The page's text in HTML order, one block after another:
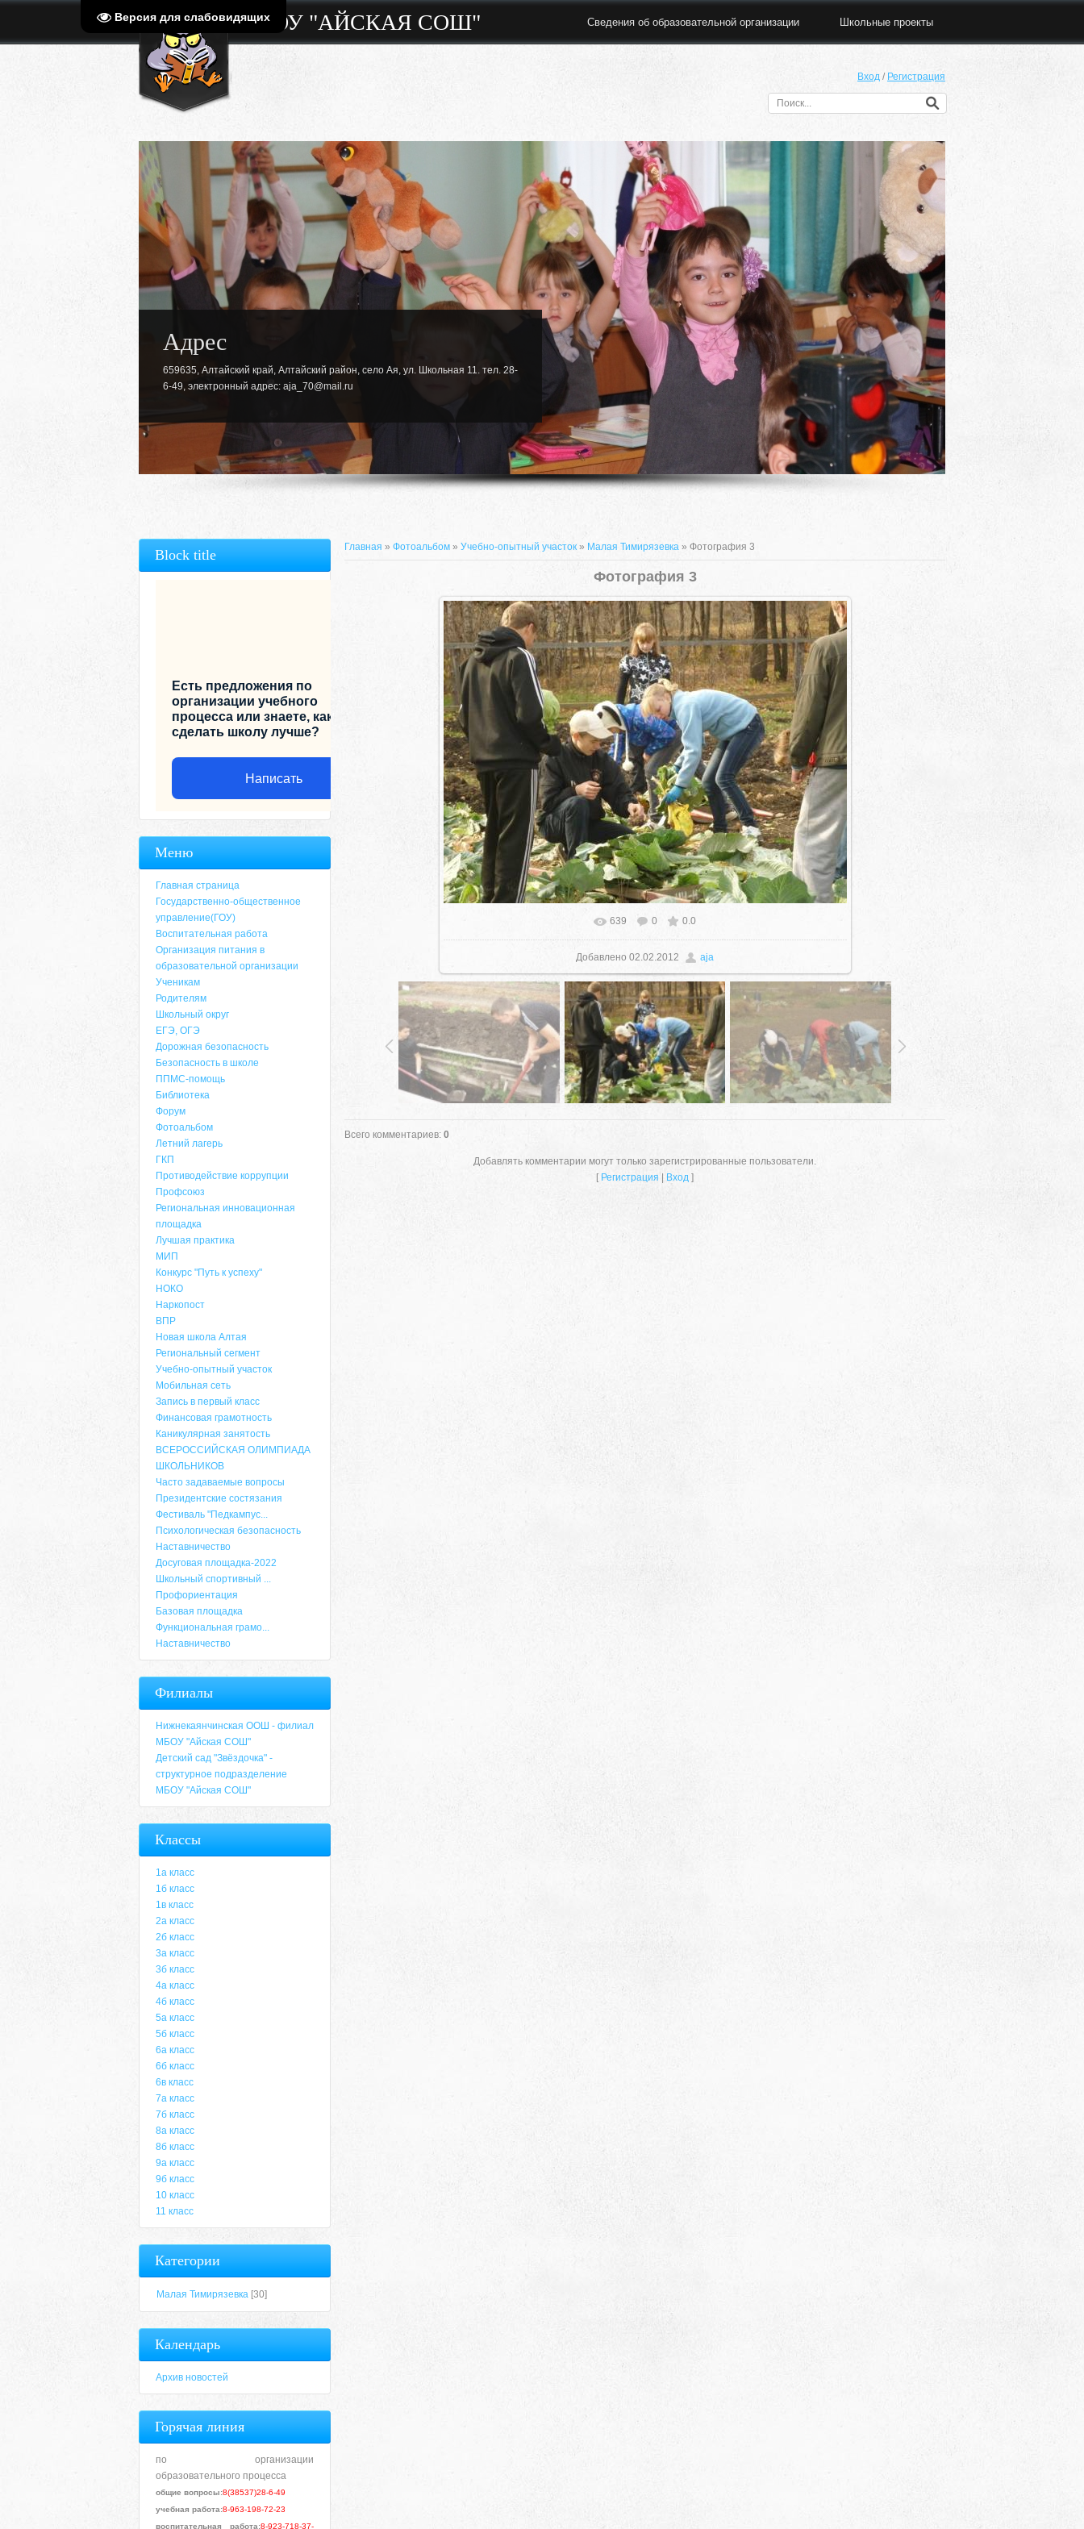
Версия для слабовидящихМБОУ "АЙСКАЯ СОШ" Сведения об образовательной организации Школьные проекты
Вход / Регистрация
Адрес
659635, Алтайский край, Алтайский район, село Ая, ул. Школьная 11. тел. 28-
6-49, электронный адрес: aja_70@mail.ru
659635, Алтайский край, Алтайский район, село Ая, ул. Школьная 11. тел. 28-
6-49, электронный адрес: aja_70@mail.ru
Адрес
659635, Алтайский край, Алтайский район, село Ая, ул. Школьная 11. тел. 28-
6-49, электронный адрес: aja_70@mail.ru
6-49, электронный адрес: aja_70@mail.ru
Адрес
Главная » Фотоальбом » Учебно-опытный участок » Малая Тимирязевка » Фотография 3
Фотография 3
В реальном размере 1024x768
639 0 0.0
Добавлено 02.02.2012 aja
Всего комментариев: 0
Добавлять комментарии могут только зарегистрированные пользователи.
[ Регистрация Вход ]
Block title
Есть предложения по
организации учебного
процесса или знаете, как
сделать школу лучше?
Написать
Меню
Главная страница
Государственно-общественное
управление(ГОУ)
Воспитательная работа
Организация питания в
образовательной организации
Ученикам
Родителям
Школьный округ
ЕГЭ, ОГЭ
Дорожная безопасность
Безопасность в школе
ППМС-помощь
Библиотека
Форум
Фотоальбом
Летний лагерь
ГКП
Противодействие коррупции
Профсоюз
Региональная инновационная
площадка
Лучшая практика
МИП
Конкурс "Путь к успеху"
НОКО
Наркопост
ВПР
Новая школа Алтая
Региональный сегмент
Учебно-опытный участок
Мобильная сеть
Запись в первый класс
Финансовая грамотность
Каникулярная занятость
ВСЕРОССИЙСКАЯ ОЛИМПИАДА
ШКОЛЬНИКОВ
Часто задаваемые вопросы
Президентские состязания
Фестиваль "Педкампус...
Психологическая безопасность
Наставничество
Досуговая площадка-2022
Школьный спортивный ...
Профориентация
Базовая площадка
Функциональная грамо...
Наставничество
Филиалы
Нижнекаянчинская ООШ - филиал
МБОУ "Айская СОШ"
Детский сад "Звёздочка" -
структурное подразделение
МБОУ "Айская СОШ"
Классы
1а класс
1б класс
1в класс
2а класс
2б класс
3а класс
3б класс
4а класс
4б класс
5а класс
5б класс
6а класс
6б класс
6в класс
7а класс
7б класс
8а класс
8б класс
9а класс
9б класс
10 класс
11 класс
Категории
Малая Тимирязевка [30]
Календарь
Архив новостей
Горячая линия
по организации
образовательного процесса
общие вопросы:8(38537)28-6-49
учебная работа:8-963-198-72-23
воспитательная работа:8-923-718-37-